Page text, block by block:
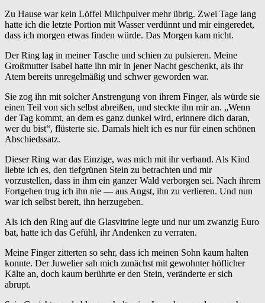
Zu Hause war kein Löffel Milchpulver mehr übrig. Zwei Tage lang
hatte ich die letzte Portion mit Wasser verdünnt und mir eingeredet,
dass ich morgen etwas finden würde. Das Morgen kam nicht.
Der Ring lag in meiner Tasche und schien zu pulsieren. Meine
Großmutter Isabel hatte ihn mir in jener Nacht geschenkt, als ihr
Atem bereits unregelmäßig und schwer geworden war.
Sie zog ihn mit solcher Anstrengung von ihrem Finger, als würde sie
einen Teil von sich selbst abreißen, und steckte ihn mir an. „Wenn
der Tag kommt, an dem es ganz dunkel wird, erinnere dich daran,
wer du bist“, flüsterte sie. Damals hielt ich es nur für einen schönen
Abschiedssatz.
Dieser Ring war das Einzige, was mich mit ihr verband. Als Kind
liebte ich es, den tiefgrünen Stein zu betrachten und mir
vorzustellen, dass in ihm ein ganzer Wald verborgen sei. Nach ihrem
Fortgehen trug ich ihn nie — aus Angst, ihn zu verlieren. Und nun
war ich selbst bereit, ihn herzugeben.
Als ich den Ring auf die Glasvitrine legte und nur um zwanzig Euro
bat, hatte ich das Gefühl, ihr Andenken zu verraten.
Meine Finger zitterten so sehr, dass ich meinen Sohn kaum halten
konnte. Der Juwelier sah mich zunächst mit gewohnter höflicher
Kälte an, doch kaum berührte er den Stein, veränderte er sich
abrupt.